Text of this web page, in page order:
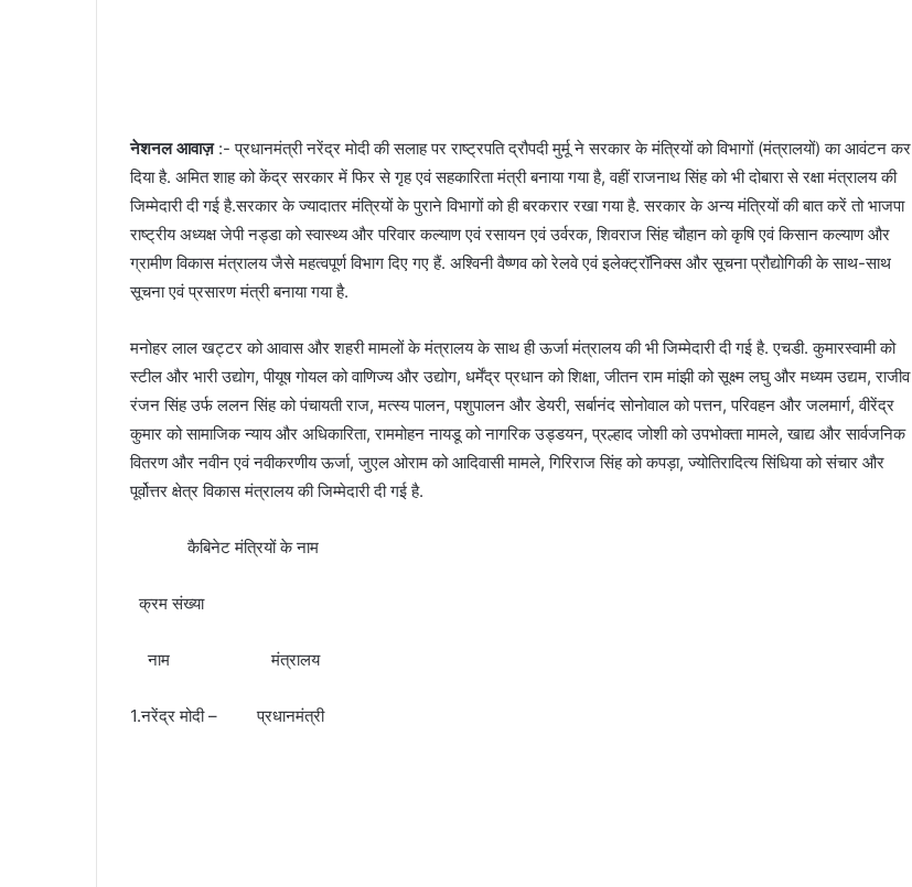
नेशनल आवाज़:- प्रधानमंत्री नरेंद्र मोदी की सलाह पर राष्ट्रपति द्रौपदी मुर्मू ने सरकार के मंत्रियों को विभागों (मंत्रालयों) का आवंटन कर
दिया है. अमित शाह को केंद्र सरकार में फिर से गृह एवं सहकारिता मंत्री बनाया गया है, वहीं राजनाथ सिंह को भी दोबारा से रक्षा मंत्रालय की
जिम्मेदारी दी गई है.सरकार के ज्यादातर मंत्रियों के पुराने विभागों को ही बरकरार रखा गया है. सरकार के अन्य मंत्रियों की बात करें तो भाजपा
राष्ट्रीय अध्यक्ष जेपी नड्डा को स्वास्थ्य और परिवार कल्याण एवं रसायन एवं उर्वरक, शिवराज सिंह चौहान को कृषि एवं किसान कल्याण और
ग्रामीण विकास मंत्रालय जैसे महत्वपूर्ण विभाग दिए गए हैं. अश्विनी वैष्णव को रेलवे एवं इलेक्ट्रॉनिक्स और सूचना प्रौद्योगिकी के साथ-साथ
सूचना एवं प्रसारण मंत्री बनाया गया है.
मनोहर लाल खट्टर को आवास और शहरी मामलों के मंत्रालय के साथ ही ऊर्जा मंत्रालय की भी जिम्मेदारी दी गई है. एचडी. कुमारस्वामी को
स्टील और भारी उद्योग, पीयूष गोयल को वाणिज्य और उद्योग, धर्मेंद्र प्रधान को शिक्षा, जीतन राम मांझी को सूक्ष्म लघु और मध्यम उद्यम, राजीव
रंजन सिंह उर्फ ​​ललन सिंह को पंचायती राज, मत्स्य पालन, पशुपालन और डेयरी, सर्बानंद सोनोवाल को पत्तन, परिवहन और जलमार्ग, वीरेंद्र
कुमार को सामाजिक न्याय और अधिकारिता, राममोहन नायडू को नागरिक उड्डयन, प्रल्हाद जोशी को उपभोक्ता मामले, खाद्य और सार्वजनिक
वितरण और नवीन एवं नवीकरणीय ऊर्जा, जुएल ओराम को आदिवासी मामले, गिरिराज सिंह को कपड़ा, ज्योतिरादित्य सिंधिया को संचार और
पूर्वोत्तर क्षेत्र विकास मंत्रालय की जिम्मेदारी दी गई है.
कैबिनेट मंत्रियों के नाम
क्रम संख्या
नाम मंत्रालय
1.नरेंद्र मोदी – प्रधानमंत्री